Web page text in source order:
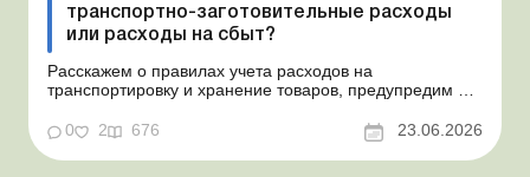
транспортно-заготовительные расходы
или расходы на сбыт?
Расскажем о правилах учета расходов на
транспортировку и хранение товаров, предупредим о
нормативное обоснование. Проблемные расходы:
налоговые риски и судебная практика Казалось бы, в
этом вопросе неоднозначности быть не может. Но, как
0 2 676 23.06.2026